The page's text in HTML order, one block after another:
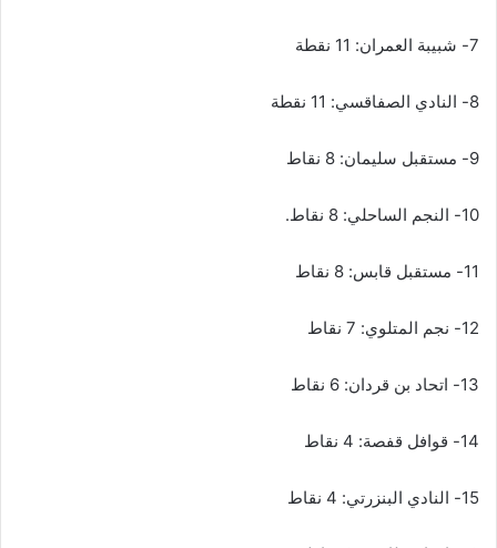
7- شبيبة العمران: 11 نقطة
8- النادي الصفاقسي: 11 نقطة
9- مستقبل سليمان: 8 نقاط
10- النجم الساحلي: 8 نقاط.
11- مستقبل قابس: 8 نقاط
12- نجم المتلوي: 7 نقاط
13- اتحاد بن قردان: 6 نقاط
14- قوافل قفصة: 4 نقاط
15- النادي البنزرتي: 4 نقاط